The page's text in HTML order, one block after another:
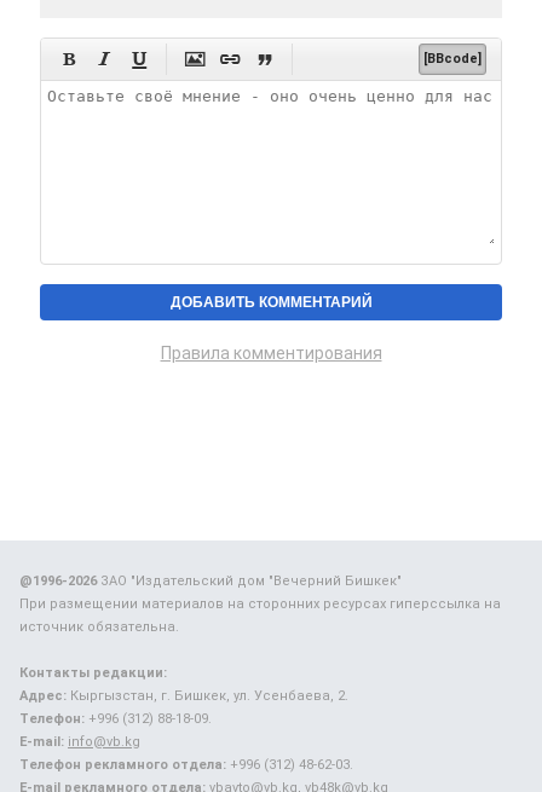
      [BBcode]
Правила комментирования
@1996-2026ЗАО "Издательский дом "Вечерний Бишкек"
При размещении материалов на сторонних ресурсах гиперссылка на
источник обязательна.
Контакты редакции:
Адрес: Кыргызстан, г. Бишкек, ул. Усенбаева, 2.
Телефон: +996 (312) 88-18-09.
E-mail: info@vb.kg
Телефон рекламного отдела: +996 (312) 48-62-03.
E-mail рекламного отдела: vbavto@vb.kg, vb48k@vb.kg